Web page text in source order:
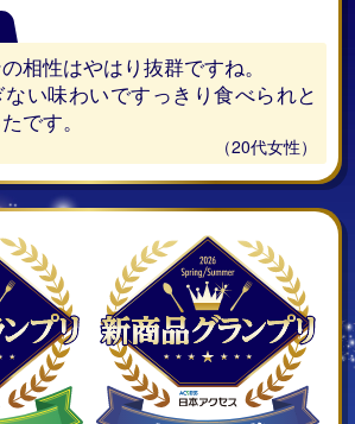
相性はやはり抜群ですね。
い味わいですっきり食べられと
です。
（20代女性）